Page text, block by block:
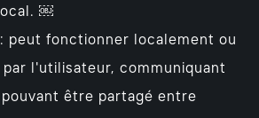
￼
: peut fonctionner localement ou
l'utilisateur, communiquant
être partagé entre